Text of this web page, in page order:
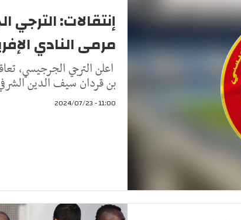
إنتقالات:
مرمى النادي
اعلن الترجي الجرجيسي،
بن قردان سيف الدين
11:00 - 2024/07/23